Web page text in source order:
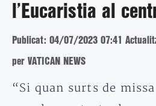
l’Eucaristia al
Publicat: 04/07/2023 07:41
per VATICAN NEWS
“Si quan surts de